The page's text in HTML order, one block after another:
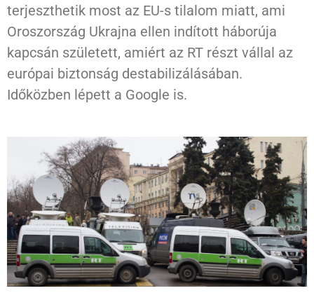
terjeszthetik most az EU-s tilalom miatt, ami
Oroszország Ukrajna ellen indított háborúja
kapcsán született, amiért az RT részt vállal az
európai biztonság destabilizálásában.
Időközben lépett a Google is.